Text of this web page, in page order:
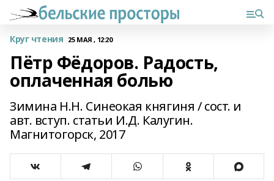
Круг чтения 25 МАЯ , 12:20
Пётр Фёдоров. Радость,
оплаченная болью
Зимина Н.Н. Синеокая княгиня / сост. и
авт. вступ. статьи И.Д. Калугин.
Магнитогорск, 2017